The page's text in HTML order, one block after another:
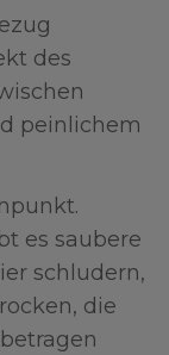
des
peinlichem
es saubere
schludern,
die